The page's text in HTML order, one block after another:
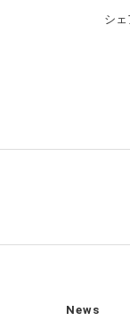
シェ
News